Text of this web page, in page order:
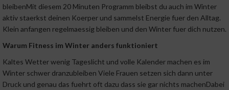
bleibenMit diesem 20 Minuten Programm bleibst du auch im Winter
aktiv staerkst deinen Koerper und sammelst Energie fuer den Alltag.
Klein anfangen regelmaessig bleiben und den Winter fuer dich nutzen.
Warum Fitness im Winter anders funktioniert
Kaltes Wetter wenig Tageslicht und volle Kalender machen es im
Winter schwer dranzubleiben Viele Frauen setzen sich dann unter
Druck und genau das fuehrt oft dazu dass sie gar nichts machenDabei